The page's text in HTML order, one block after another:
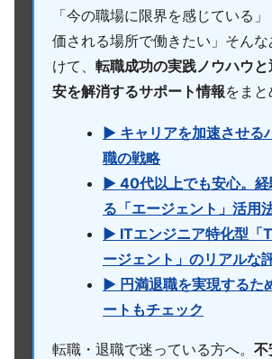
「今の職場に限界を感じている
価される場所で働きたい」そんな
けて、 転職成功の実践ノウハウ
安を解消するサポート情報をまと
▶ キャリアを加速させる
職の戦略
▶ 40代以上でも安心。経
る「エージェント」活用
▶ ITエンジニア特化型「
ージェント」のリアルな
▶ 円満退職を実現するた
ートもチェック
転職・退職で迷っている方へ。 不